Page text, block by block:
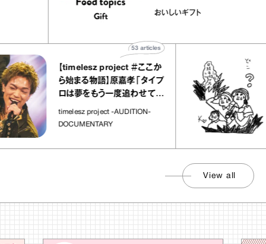
｜真野知子の「おいし
おいしいギフト
【timelesz project ＃ここか
ら始まる物語】原嘉孝「タイプ
ロは夢をもう一度追わせてく
れた場所」
timelesz project -AUDITION-
DOCUMENTARY
articles
View all